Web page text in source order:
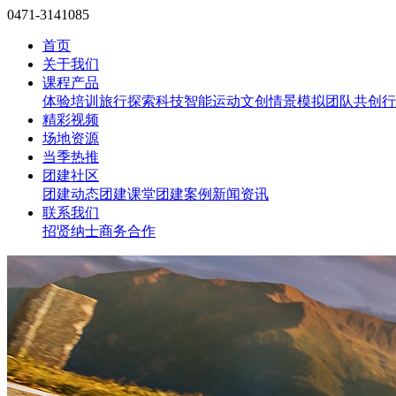
0471-3141085
首页
关于我们
课程产品
体验培训 旅行探索科技智能运动文创情景模拟团队共创
精彩视频
场地资源
当季热推
团建社区
团建动态团建课堂团建案例 新闻资讯
联系我们
招贤纳士商务合作